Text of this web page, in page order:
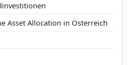
Asset Allocation in Österreich